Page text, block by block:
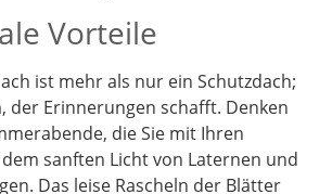
Vorteile
ist mehr als nur ein Schutzdach;
der Erinnerungen schafft. Denken
die Sie mit Ihren
sanften Licht von Laternen und
Das leise Rascheln der Blätter